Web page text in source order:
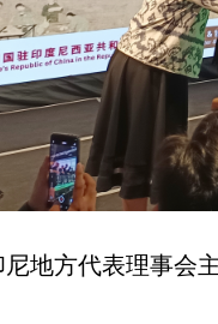
尼地方代表理事